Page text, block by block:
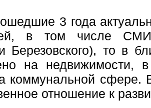
3 года
в том числе СМИ
и Березовского), то в
на недвижимости,
коммунальной сфере.
отношение к